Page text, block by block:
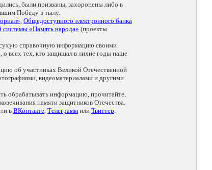
были призваны, захоронены либо в
Победу в тылу.
, Общедоступного электронного банка
системы «Память народа» (проекты
сухую справочную информацию своими
всех тех, кто защищал в лихие годы наше
об участниках Великой Отечественной
видеоматериалами и другими
обрабатывать информацию, прочитайте,
памяти защитников Отечества.
в ВКонтакте, Телеграмм или Твиттер.